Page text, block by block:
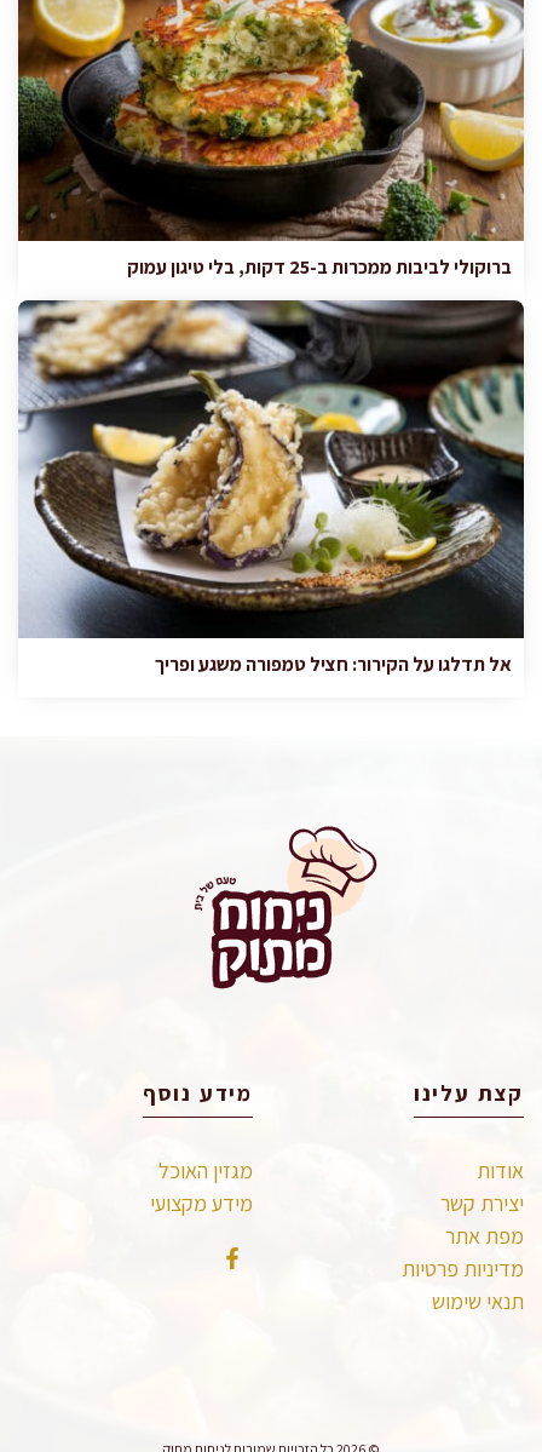
ברוקולי לביבות ממכרות ב-25 דקות, בלי טיגון עמוק
אל תדלגו על הקירור: חציל טמפורה משגע ופריך
קצת עלינו
אודות
יצירת קשר
מפת אתר
מדיניות פרטיות
תנאי שימוש
מידע נוסף
מגזין האוכל
מידע מקצועי